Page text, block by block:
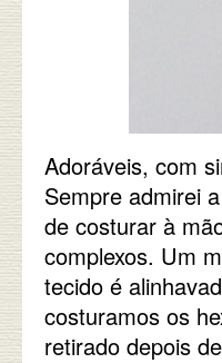
Adoráveis, com
Sempre admirei
de costurar à
complexos. Um
tecido é
costuramos os
retirado depois